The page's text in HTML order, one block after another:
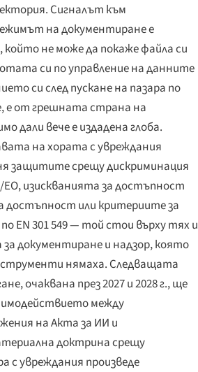
Сигналът към
на документиране е
не може да покаже файла си
си по управление на данните
си след пускане на пазара по
е от грешната страна на
дали вече е издадена глоба.
на хората с увреждания
защитите срещу дискриминация
ЕО, изискванията за достъпност
достъпност или критериите за
EN 301 549 — той стои върху тях и
документиране и надзор, която
нямаха. Следващата
очаквана през 2027 и 2028 г., ще
между
на Акта за ИИ и
доктрина срещу
с увреждания произведе